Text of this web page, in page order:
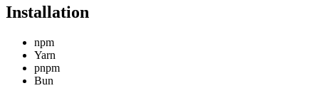
Installation
npm
Yarn
pnpm
Bun